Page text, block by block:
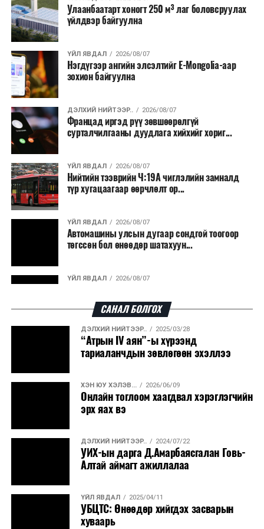
Урт, өтгөн үстэй, тайван ааштай Перс муур нь дэлхий
даяар хамгийн түгээмэл тансаг үүлдрийн нэг юм. Үнэ
нь гарал үүсэл, үржүүлэгчээсээ хамааран
ам.доллар хүрдэг.
Муурны үнэ нь зөвхөн үүлдрээс бус, цусны шугам,
үржүүлэгчийн нэр хүнд, эрүүл мэндийн баталгаа,
вакцинжуулалт, бүртгэл зэрэг олон хүчин зүйлээс
шалтгаалан өөр өөр байдаг. Харин
мэргэжилтнүүдийн үзэж буйгаар ямар ч үнэтэй
үүлдрийн муур байсан эзний хайр халамж, зөв
арчилгаа хамгийн чухал хэвээр байдаг.
хоногшсон Польшийн уран сайхны "Нохойтой дөрвөн
кинонуудыг албан ёсны эрхтэй, дуу, дүрсний өндөр
чанартайгаар үзэгчдэд хүргэхээр боллоо.
Улаанбаатарт хоногт 250 м³ лаг боловсруулах
үйлдвэр байгуулна
ҮЙЛ ЯВДАЛ 2026/08/07
Нэгдүгээр ангийн элсэлтийг E-Mongolia-аар
зохион байгуулна
ДЭЛХИЙ НИЙТЭЭР.. 2026/08/07
Францад иргэд рүү зөвшөөрөлгүй
сурталчилгааны дуудлага хийхийг хориг...
ҮЙЛ ЯВДАЛ 2026/08/07
Нийтийн тээврийн Ч:19А чиглэлийн замналд
түр хугацаагаар өөрчлөлт ор...
ҮЙЛ ЯВДАЛ 2026/08/07
Автомашины улсын дугаар сондгой тоогоор
төгссөн бол өнөөдөр шатахуун...
ҮЙЛ ЯВДАЛ 2026/08/07
ДЭЛХИЙ НИЙТЭЭР.. 2026/08/06
“Уралдронзавод” компанийн ерөнхий
захирлын автомашиныг дэлбэлжээ...
ҮЙЛ ЯВДАЛ 2026/08/06
Сүхбаатар боомтоор тав хоногт 10 мянга гаруй
тонн АИ-92 автобензин и...
ДЭЛХИЙ НИЙТЭЭР.. 2026/08/06
Вашингтон мужийн ой хээрийн түймрийг
хяналтад авах ажил ахицтай байн...
ДЭЛХИЙ НИЙТЭЭР.. 2026/08/06
АНУ, Иран Ормузын хоолойг нээх тохиролцоонд
ойртож байна
САНАЛ БОЛГОХ
ДЭЛХИЙ НИЙТЭЭР.. 2025/03/28
“Атрын IV аян”-ы хүрээнд
тариаланчдын зөвлөгөөн эхэллээ
ХЭН ЮУ ХЭЛЭВ... 2026/06/09
Онлайн тоглоом хаагдвал хэрэглэгчийн
эрх яах вэ
ДЭЛХИЙ НИЙТЭЭР.. 2024/07/22
УИХ-ын дарга Д.Амарбаясгалан Говь-
Алтай аймагт ажиллалаа
ҮЙЛ ЯВДАЛ 2025/04/11
УБЦТС: Өнөөдөр хийгдэх засварын
хуваарь